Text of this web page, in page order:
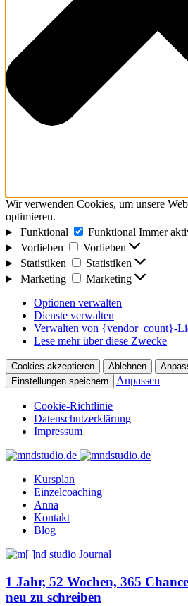
Wir verwenden Cookies, um unsere
optimieren.
Funktional
Funktional Immer
Vorlieben
Vorlieben
Statistiken
Statistiken
Marketing
Marketing
Optionen verwalten
Dienste verwalten
Verwalten von {vendor_count}-
Lese mehr über diese Zwecke
Cookies akzeptieren Ablehnen
Einstellungen speichern
Anpassen
Cookie-Richtlinie
Datenschutzerklärung
Impressum
Kursplan
Einzelcoaching
Anna
Kontakt
Blog
1 Jahr, 52 Wochen, 365
neu zu schreiben